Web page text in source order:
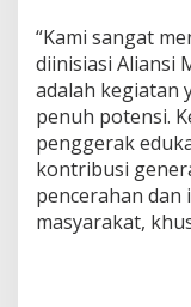
“Kami sangat
diinisiasi Aliansi
adalah kegiatan
penuh potensi.
penggerak
kontribusi
pencerahan
masyarakat,